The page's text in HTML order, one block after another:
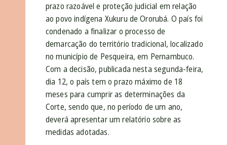
prazo razoável e proteção judicial em relação
ao povo indígena Xukuru de Ororubá. O país foi
condenado a finalizar o processo de
demarcação do território tradicional, localizado
no município de Pesqueira, em Pernambuco.
Com a decisão, publicada nesta segunda-feira,
dia 12, o país tem o prazo máximo de 18
meses para cumprir as determinações da
Corte, sendo que, no período de um ano,
deverá apresentar um relatório sobre as
medidas adotadas.